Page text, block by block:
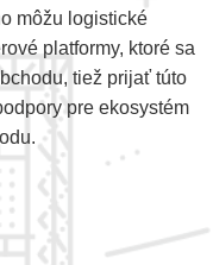
môžu logistické
platformy, ktoré sa
tiež prijať túto
pre ekosystém